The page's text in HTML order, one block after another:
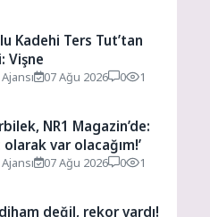
Kadehi Ters Tut’tan
Vişne
07 Ağu 2026 0 1
NR1 Magazin’de:
var olacağım!’
07 Ağu 2026 0 1
değil, rekor vardı!